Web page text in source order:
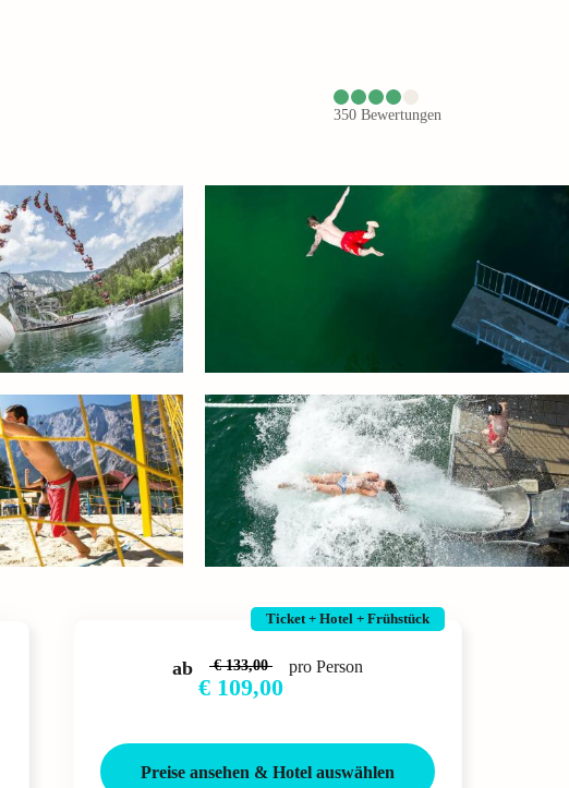
350 Bewertungen
Ticket + Hotel + Frühstück
ab € 133,00
€ 109,00
pro Person
Preise ansehen & Hotel auswählen